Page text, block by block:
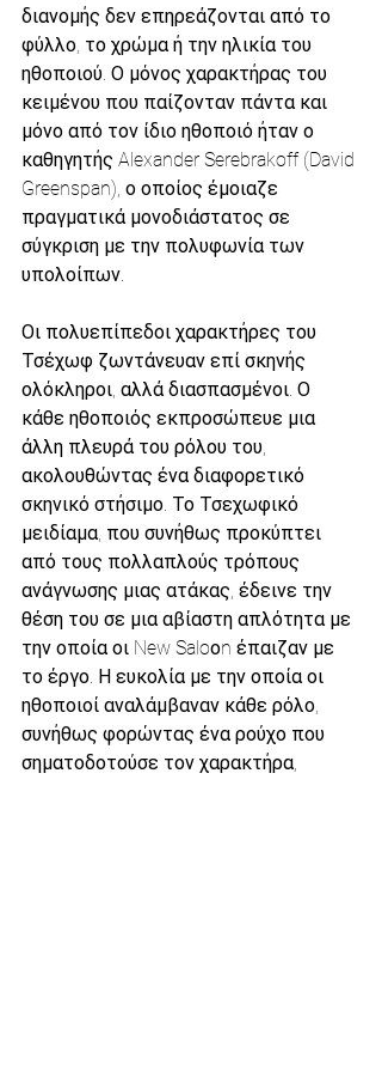
διανομής δεν επηρεάζονται από το
φύλλο, το χρώμα ή την ηλικία του
ηθοποιού. Ο μόνος χαρακτήρας του
κειμένου που παίζονταν πάντα και
μόνο από τον ίδιο ηθοποιό ήταν ο
καθηγητής Alexander Serebrakoff (David
Greenspan), ο οποίος έμοιαζε
πραγματικά μονοδιάστατος σε
σύγκριση με την πολυφωνία των
υπολοίπων.
Οι πολυεπίπεδοι χαρακτήρες του
Τσέχωφ ζωντάνευαν επί σκηνής
ολόκληροι, αλλά διασπασμένοι. Ο
κάθε ηθοποιός εκπροσώπευε μια
άλλη πλευρά του ρόλου του,
ακολουθώντας ένα διαφορετικό
σκηνικό στήσιμο. Το Τσεχωφικό
μειδίαμα, που συνήθως προκύπτει
από τους πολλαπλούς τρόπους
ανάγνωσης μιας ατάκας, έδεινε την
θέση του σε μια αβίαστη απλότητα με
την οποία οι New Saloοn έπαιζαν με
το έργο. Η ευκολία με την οποία οι
ηθοποιοί αναλάμβαναν κάθε ρόλο,
συνήθως φορώντας ένα ρούχο που
σηματοδοτούσε τον χαρακτήρα,